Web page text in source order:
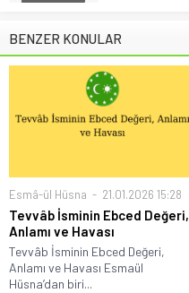
BENZER KONULAR
Esmâ-ül Hüsna 21.01.2026 15:28
Tevvâb İsminin Ebced Değeri,
Anlamı ve Havası
Tevvâb İsminin Ebced Değeri,
Anlamı ve Havası Esmaül
Hüsna’dan biri...